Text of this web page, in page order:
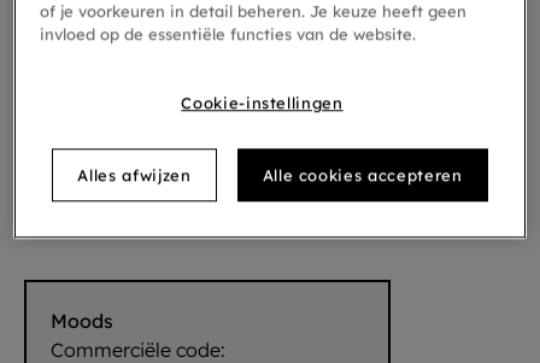
Hexagon Mono 613
Moods
Commerciële code:
of je voorkeuren in detail beheren. Je keuze heeft geen
invloed op de essentiële functies van de website.
Cookie-instellingen
Alles afwijzen Alle cookies accepteren